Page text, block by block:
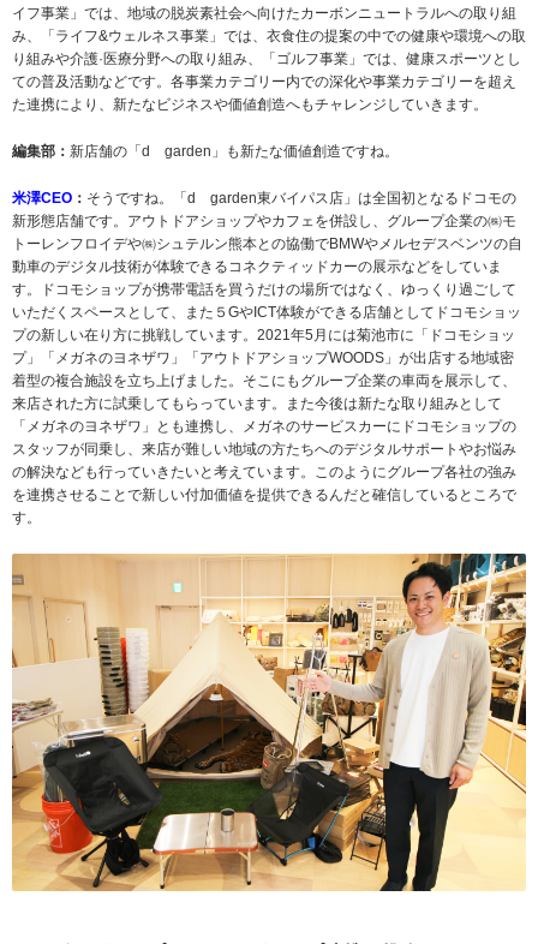
イフ事業」では、地域の脱炭素社会へ向けたカーボンニュートラルへの取り組
み、「ライフ&ウェルネス事業」では、衣食住の提案の中での健康や環境への取
り組みや介護·医療分野への取り組み、「ゴルフ事業」では、健康スポーツとし
ての普及活動などです。各事業カテゴリー内での深化や事業カテゴリーを超え
た連携により、新たなビジネスや価値創造へもチャレンジしていきます。
編集部： 新店舗の「d garden」も新たな価値創造ですね。
米澤CEO ： そうですね。「d garden東バイパス店」は全国初となるドコモの
新形態店舗です。アウトドアショップやカフェを併設し、グループ企業の㈱モ
トーレンフロイデや㈱シュテルン熊本との協働でBMWやメルセデスベンツの自
動車のデジタル技術が体験できるコネクティッドカーの展示などをしていま
す。ドコモショップが携帯電話を買うだけの場所ではなく、ゆっくり過ごして
いただくスペースとして、また５GやICT体験ができる店舗としてドコモショッ
プの新しい在り方に挑戦しています。2021年5月には菊池市に「ドコモショッ
プ」「メガネのヨネザワ」「アウトドアショップWOODS」が出店する地域密
着型の複合施設を立ち上げました。そこにもグループ企業の車両を展示して、
来店された方に試乗してもらっています。また今後は新たな取り組みとして
「メガネのヨネザワ」とも連携し、メガネのサービスカーにドコモショップの
スタッフが同乗し、来店が難しい地域の方たちへのデジタルサポートやお悩み
の解決なども行っていきたいと考えています。このようにグループ各社の強み
を連携させることで新しい付加価値を提供できるんだと確信しているところで
す。